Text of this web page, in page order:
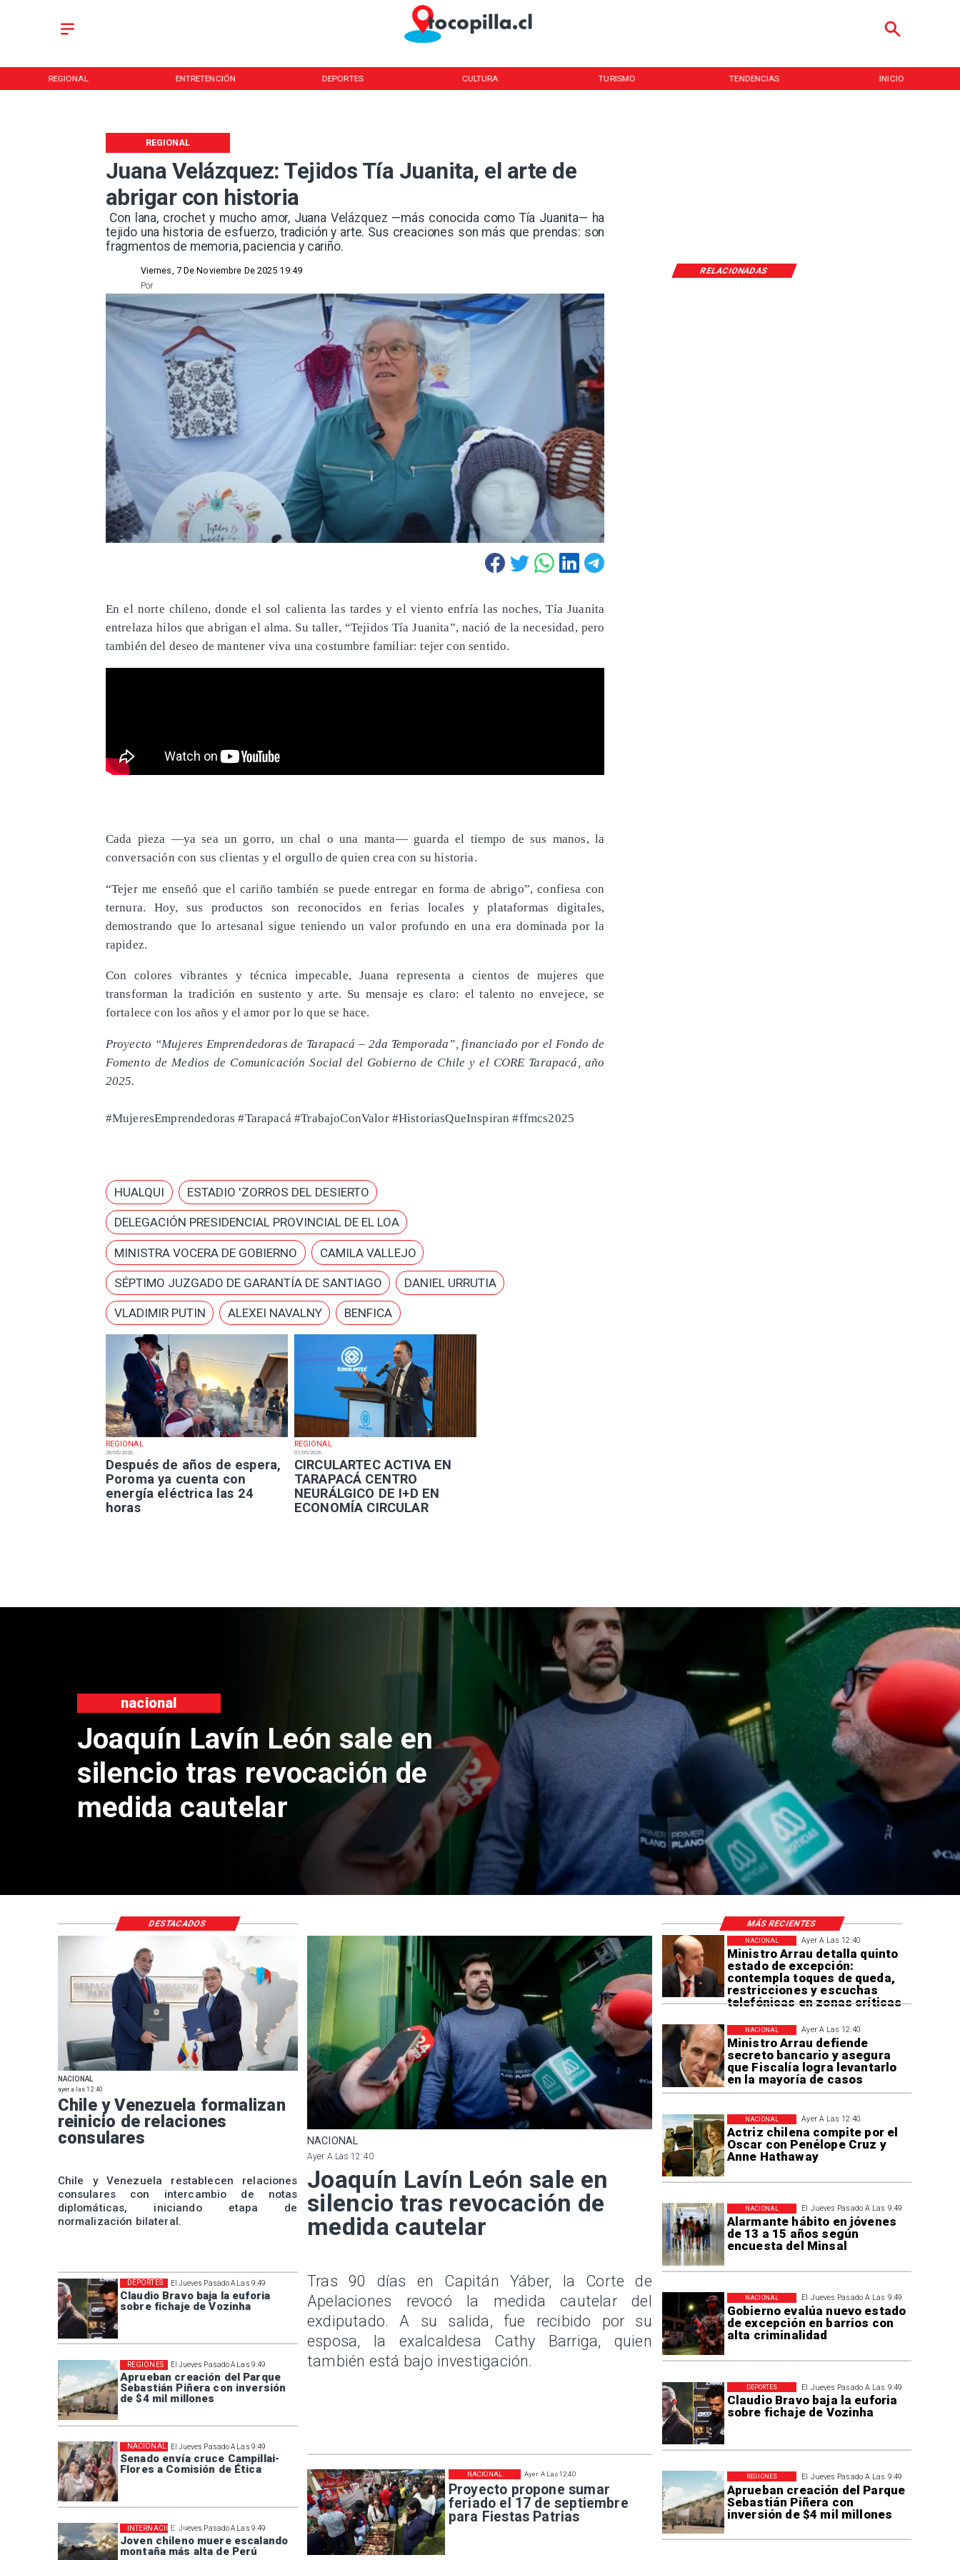
ENTRETENCIÓN DEPORTES CULTURA TURISMO TENDENCIAS INICIO NACIONAL
Juana Velázquez: Tejidos Tía Juanita, el arte de
abrigar con historia
​ Con lana, crochet y mucho amor, Juana Velázquez —más conocida como Tía Juanita— ha
tejido una historia de esfuerzo, tradición y arte. Sus creaciones son más que prendas: son
fragmentos de memoria, paciencia y cariño. ​
REGIONAL
RELACIONADAS
Viernes, 7 De Noviembre De 2025 19:49
Por
REGIONAL
26/05/2026
Después de años de espera,
Poroma ya cuenta con
energía eléctrica las 24
horas
REGIONAL
01/05/2026
​CIRCULARTEC ACTIVA EN
TARAPACÁ CENTRO
NEURÁLGICO DE I+D EN
ECONOMÍA CIRCULAR
En el norte chileno, donde el sol calienta las tardes y el viento enfría las noches, Tía Juanita
entrelaza hilos que abrigan el alma. Su taller, “Tejidos Tía Juanita”, nació de la necesidad, pero
también del deseo de mantener viva una costumbre familiar: tejer con sentido.
Cada pieza —ya sea un gorro, un chal o una manta— guarda el tiempo de sus manos, la
conversación con sus clientas y el orgullo de quien crea con su historia.
“Tejer me enseñó que el cariño también se puede entregar en forma de abrigo”, confiesa con
ternura. Hoy, sus productos son reconocidos en ferias locales y plataformas digitales,
demostrando que lo artesanal sigue teniendo un valor profundo en una era dominada por la
rapidez.
Con colores vibrantes y técnica impecable, Juana representa a cientos de mujeres que
transforman la tradición en sustento y arte. Su mensaje es claro: el talento no envejece, se
fortalece con los años y el amor por lo que se hace.
Proyecto “Mujeres Emprendedoras de Tarapacá – 2da Temporada”, financiado por el Fondo de
Fomento de Medios de Comunicación Social del Gobierno de Chile y el CORE Tarapacá, año
2025.
#MujeresEmprendedoras #Tarapacá #TrabajoConValor #HistoriasQueInspiran #ffmcs2025
HUALQUI ESTADIO 'ZORROS DEL DESIERTO
DELEGACIÓN PRESIDENCIAL PROVINCIAL DE EL LOA
MINISTRA VOCERA DE GOBIERNO CAMILA VALLEJO
SÉPTIMO JUZGADO DE GARANTÍA DE SANTIAGO DANIEL URRUTIA
VLADIMIR PUTIN ALEXEI NAVALNY BENFICA
Chile y Venezuela formalizan
reinicio de relaciones
consulares
nacional
Ayer A Las 12:40
Ministro Arrau detalla quinto
estado de excepción:
contempla toques de queda,
restricciones y escuchas
telefónicas en zonas críticas
NACIONAL
Ayer A Las 12:40
Ministro Arrau defiende
secreto bancario y asegura
que Fiscalía logra levantarlo
en la mayoría de casos
NACIONAL
Ayer A Las 12:40
Actriz chilena compite por el
Oscar con Penélope Cruz y
Anne Hathaway
NACIONAL
El Jueves Pasado A Las 9:49
Alarmante hábito en jóvenes
de 13 a 15 años según
encuesta del Minsal
NACIONAL
El Jueves Pasado A Las 9:49
Gobierno evalúa nuevo estado
de excepción en barrios con
alta criminalidad
NACIONAL
El Jueves Pasado A Las 9:49
Claudio Bravo baja la euforia
sobre fichaje de Vozinha
DEPORTES
El Jueves Pasado A Las 9:49
Aprueban creación del Parque
Sebastián Piñera con
inversión de $4 mil millones
REGIONES
El Jueves Pasado A Las 9:49
Claudio Bravo baja la euforia
sobre fichaje de Vozinha
DEPORTES
El Jueves Pasado A Las 9:49
Aprueban creación del Parque
Sebastián Piñera con inversión
de $4 mil millones
REGIONES
El Jueves Pasado A Las 9:49
Senado envía cruce Campillai-
Flores a Comisión de Ética
NACIONAL
El Jueves Pasado A Las 9:49
Joven chileno muere escalando
montaña más alta de Perú
INTERNACIONAL
Ayer A Las 12:40
Proyecto propone sumar
feriado el 17 de septiembre
para Fiestas Patrias
NACIONAL
NACIONAL
ayer a las 12:40
Chile y Venezuela formalizan
reinicio de relaciones
consulares
Chile y Venezuela restablecen relaciones
consulares con intercambio de notas
diplomáticas, iniciando etapa de
normalización bilateral.
NACIONAL
Ayer A Las 12:40
Joaquín Lavín León sale en
silencio tras revocación de
medida cautelar
Tras 90 días en Capitán Yáber, la Corte de
Apelaciones revocó la medida cautelar del
exdiputado. A su salida, fue recibido por su
esposa, la exalcaldesa Cathy Barriga, quien
también está bajo investigación.
DESTACADOS MÁS RECIENTES